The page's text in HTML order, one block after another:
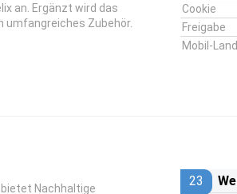
an. Ergänzt wird das
umfangreiches Zubehör.
Cookie
Freigabe
Mobil-
bietet Nachhaltige
23